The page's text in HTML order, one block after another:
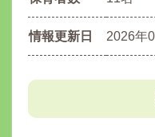
情報更新日 2026年